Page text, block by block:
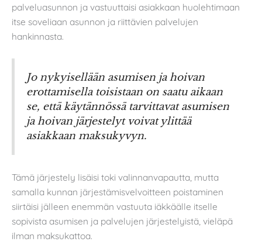
palveluasunnon ja vastuuttaisi asiakkaan huolehtimaan
itse soveliaan asunnon ja riittävien palvelujen
hankinnasta.
Jo nykyisellään asumisen ja hoivan
erottamisella toisistaan on saatu aikaan
se, että käytännössä tarvittavat asumisen
ja hoivan järjestelyt voivat ylittää
asiakkaan maksukyvyn.
Tämä järjestely lisäisi toki valinnanvapautta, mutta
samalla kunnan järjestämisvelvoitteen poistaminen
siirtäisi jälleen enemmän vastuuta iäkkäälle itselle
sopivista asumisen ja palvelujen järjestelyistä, vieläpä
ilman maksukattoa.